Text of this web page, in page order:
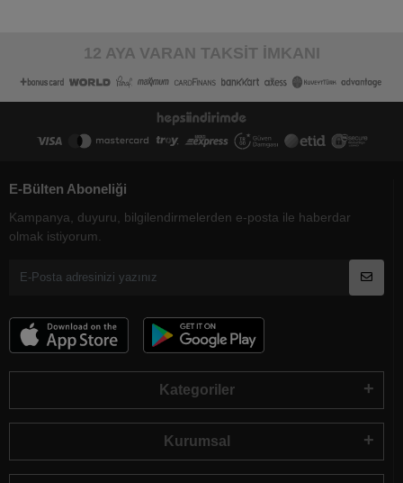
12 AYA VARAN TAKSİT İMKANI
E-Bülten Aboneliği
Kampanya, duyuru, bilgilendirmelerden e-posta ile haberdar
olmak istiyorum.
Kategoriler
Kurumsal